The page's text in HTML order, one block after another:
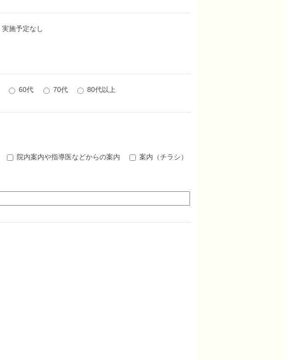
実施予定なし
60代 70代 80代以上
院内案内や指導医などからの案内 案内（チラシ）